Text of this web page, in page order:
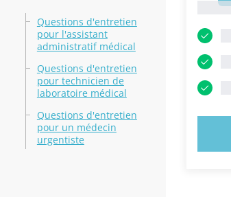
Questions d'entretien
pour l'assistant
administratif médical
Questions d'entretien
pour technicien de
laboratoire médical
Questions d'entretien
pour un médecin
urgentiste